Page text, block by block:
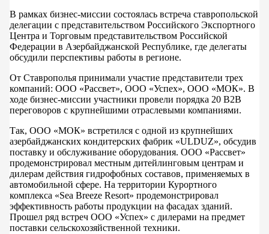
В рамках бизнес-миссии состоялась встреча ставропольской
делегации с представительством Российского Экспортного
Центра и Торговым представительством Российской
Федерации в Азербайджанской Республике, где делегаты
обсудили перспективы работы в регионе.
От Ставрополья принимали участие представители трех
компаний: ООО «Рассвет», ООО «Успех», ООО «МОК». В
ходе бизнес-миссии участники провели порядка 20 В2В
переговоров с крупнейшими отраслевыми компаниями.
Так, ООО «МОК» встретился с одной из крупнейших
азербайджанских кондитерских фабрик «ULDUZ», обсудив
поставку и обслуживание оборудования. ООО «Рассвет»
продемонстрировал местным дитейлинговым центрам и
дилерам действия гидрофобных составов, применяемых в
автомобильной сфере. На территории Курортного
комплекса «Sea Breeze Resort» продемонстрировал
эффективность работы продукции на фасадах зданий.
Прошел ряд встреч ООО «Успех» с дилерами на предмет
поставки сельскохозяйственной техники.